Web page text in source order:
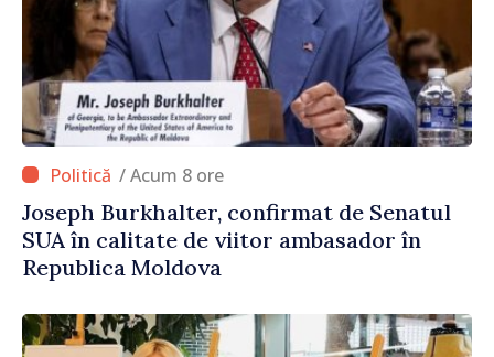
/ Acum 8 ore
Joseph Burkhalter, confirmat de Senatul
SUA în calitate de viitor ambasador în
Republica Moldova